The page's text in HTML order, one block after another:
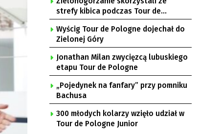
Pologne
strefy kibica podczas Tour de
Pologne
Wyścig Tour de Pologne dojechał do
Zielonej Góry
Jonathan Milan zwycięzcą lubuskiego
etapu Tour de Pologne
„Pojedynek na fanfary” przy pomniku
Bachusa
300 młodych kolarzy wzięło udział w
Tour de Pologne Junior